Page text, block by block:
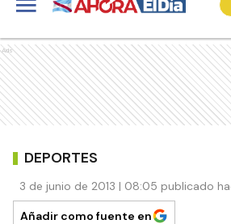
Ads
DEPORTES
3 de junio de 2013 | 08:05 publicado
Añadir como fuente en